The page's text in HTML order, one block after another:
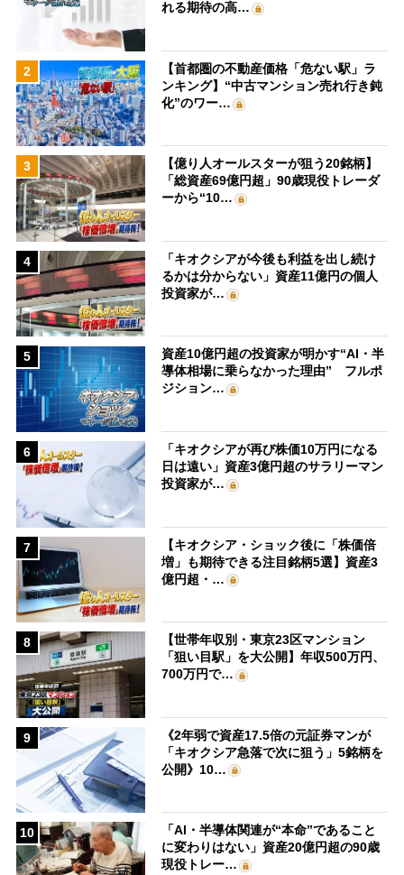
れる期待の高…
2
【首都圏の不動産価格「危ない駅」ラ
ンキング】“中古マンション売れ行き鈍
化”のワー…
3
【億り人オールスターが狙う20銘柄】
「総資産69億円超」90歳現役トレーダ
ーから“10…
4
「キオクシアが今後も利益を出し続け
るかは分からない」資産11億円の個人
投資家が…
5
資産10億円超の投資家が明かす“AI・半
導体相場に乗らなかった理由” フルポ
ジション…
6
「キオクシアが再び株価10万円になる
日は遠い」資産3億円超のサラリーマン
投資家が…
7
【キオクシア・ショック後に「株価倍
増」も期待できる注目銘柄5選】資産3
億円超・…
8
【世帯年収別・東京23区マンション
「狙い目駅」を大公開】年収500万円、
700万円で…
9
《2年弱で資産17.5倍の元証券マンが
「キオクシア急落で次に狙う」5銘柄を
公開》10…
10
「AI・半導体関連が“本命”であること
に変わりはない」資産20億円超の90歳
現役トレー…